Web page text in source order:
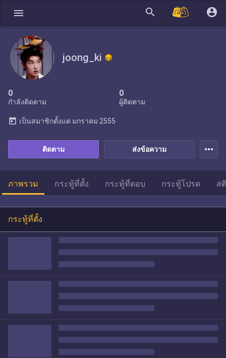
menu search account_circle
joong_ki
0
กำลังติดตาม
0
ผู้ติดตาม
ส่งข้อความ
ติดตาม
today เป็นสมาชิกตั้งแต่ มกราคม 2555
more_horiz
ภาพรวม กระทู้ที่ตั้ง กระทู้ที่ตอบ กระทู้โปรด ส
กระทู้ที่ตั้ง